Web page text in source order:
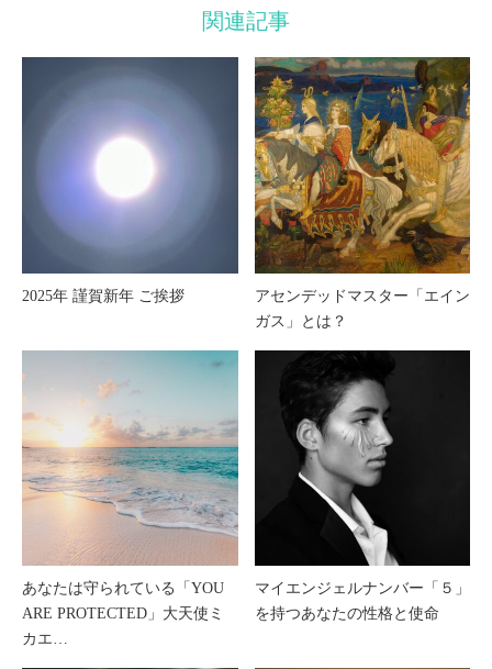
関連記事
2025年 謹賀新年 ご挨拶
アセンデッドマスター「エイン
ガス」とは？
あなたは守られている「YOU
ARE PROTECTED」大天使ミ
カエ…
マイエンジェルナンバー「５」
を持つあなたの性格と使命